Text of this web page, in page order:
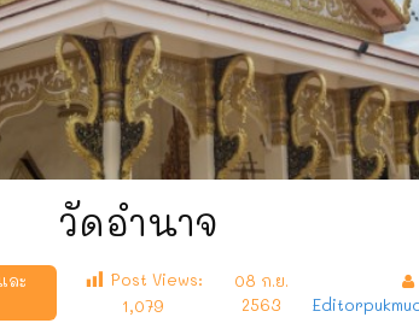
วัดอำนาจ
ละ
Post Views:
1,079
08 ก.ย.
2563